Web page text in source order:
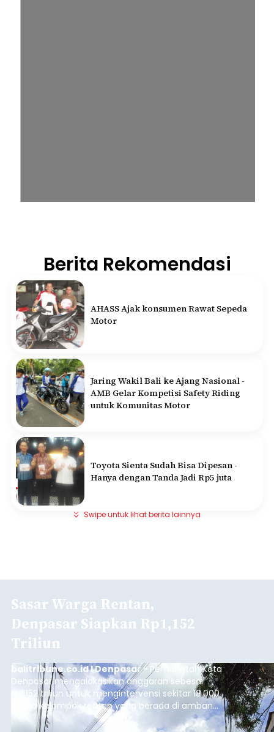
Berita Rekomendasi
AHASS Ajak konsumen Rawat Sepeda
Motor
Jaring Wakil Bali ke Ajang Nasional -
AMB Gelar Kompetisi Safety Riding
untuk Komunitas Motor
Toyota Sienta Sudah Bisa Dipesan -
Hanya dengan Tanda Jadi Rp5 juta
Swipe untuk lihat berita lainnya
Sasar Warga Rentan,
Denpasar Siapkan Rp1,152
Triliun
balitribune.co.id I Denpasar - Pemerintah Kota
Denpasar mengalokasikan anggaran sebesar
Rp1,152 triliun untuk mengintervensi sekitar 18.000
warga kelompok rentan yang berada di ambang
garis kemiskinan. Langkah strategis ini diambil